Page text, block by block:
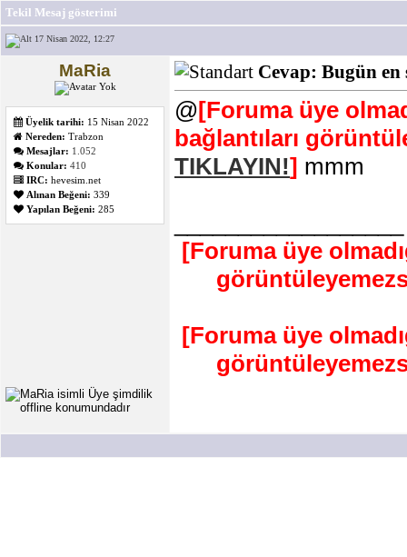
Tekil Mesaj gösterimi
17 Nisan 2022, 12:27
MaRia
Üyelik tarihi: 15 Nisan 2022
Nereden: Trabzon
Mesajlar: 1.052
Konular: 410
IRC: hevesim.net
Alınan Beğeni: 339
Yapılan Beğeni: 285
Cevap: Bugün en
@[Foruma üye
bağlantıları
TIKLAYIN!] mmm
[Foruma üye
[Foruma üye